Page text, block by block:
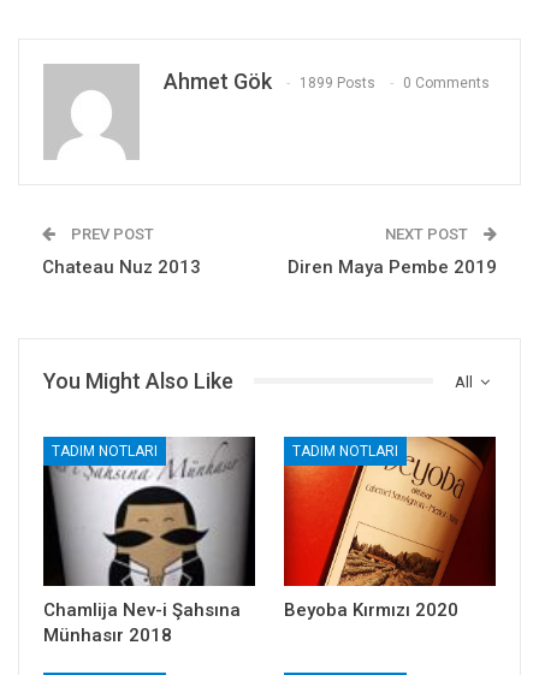
Ahmet Gök 1899 Posts 0 Comments
PREV POST
Chateau Nuz 2013
NEXT POST
Diren Maya Pembe 2019
All
You Might Also Like
TADIM NOTLARI
Chamlija Nev-i Şahsına
Münhasır 2018
TADIM NOTLARI
Beyoba Kırmızı 2020